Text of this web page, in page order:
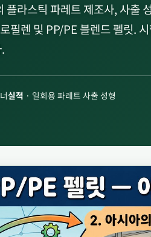
라스틱 파레트 제조사, 사출
필렌 및 PP/PE 블렌드 펠릿.
실적 · 일회용 파레트 사출 성형